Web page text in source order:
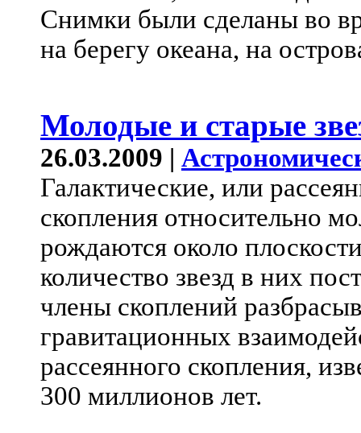
Снимки были сделаны во
на берегу океана, на
Молодые и старые
26.03.2009 |
Галактические, или
скопления относительно
рождаются около
количество звезд в них
члены скоплений
гравитационных
рассеянного скопления,
300 миллионов лет.